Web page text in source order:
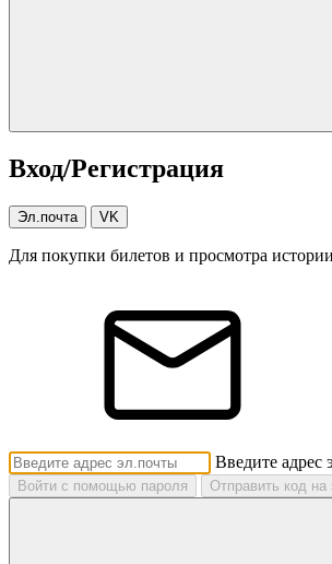
Вход/Регистрация
Эл.почта VK
Для покупки билетов и просмотра
Введите адрес
Войти с помощью пароля Отправить код на